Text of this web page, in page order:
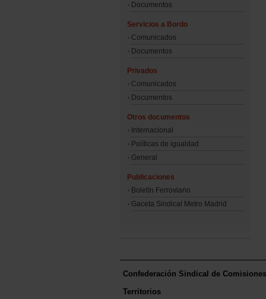
Documentos
Servicios a Bordo
Comunicados
Documentos
Privados
Comunicados
Documentos
Otros documentos
Internacional
Políticas de igualdad
General
Publicaciones
Boletín Ferroviario
Gaceta Sindical Metro Madrid
Confederación Sindical de
Territorios